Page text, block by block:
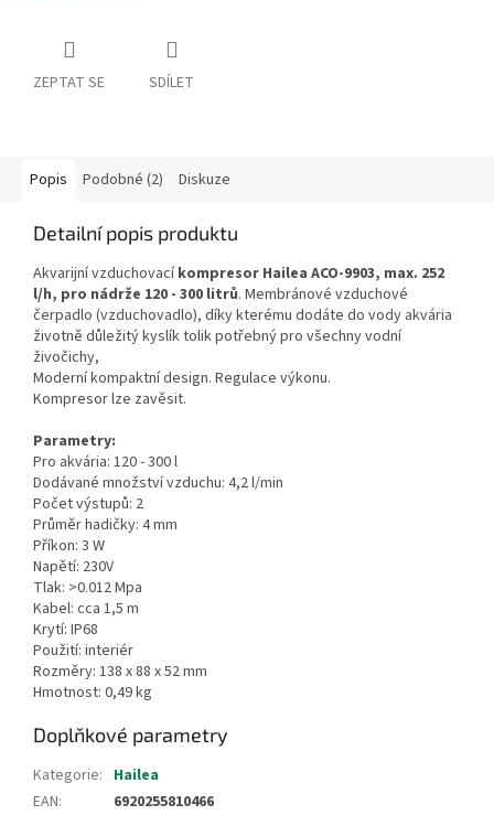
ZEPTAT SE SDÍLET
Popis Podobné (2) Diskuze
Detailní popis produktu
Akvarijní vzduchovacíkompresor Hailea ACO-9903, max. 252
l/h, pro nádrže 120 - 300 litrů. Membránové vzduchové
čerpadlo (vzduchovadlo), díky kterému dodáte do vody akvária
životně důležitý kyslík tolik potřebný pro všechny vodní
živočichy,
Moderní kompaktní design. Regulace výkonu.
Kompresor lze zavěsit.
Parametry:
Pro akvária: 120 - 300 l
Dodávané množství vzduchu: 4,2 l/min
Počet výstupů: 2
Průměr hadičky: 4 mm
Příkon: 3 W
Napětí: 230V
Tlak: >0.012 Mpa
Kabel: cca 1,5 m
Krytí: IP68
Použití: interiér
Rozměry: 138 x 88 x 52 mm
Hmotnost: 0,49 kg
Doplňkové parametry
Kategorie: Hailea
EAN: 6920255810466